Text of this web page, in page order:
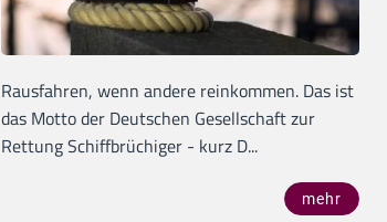
Rausfahren, wenn andere reinkommen. Das ist
das Motto der Deutschen Gesellschaft zur
Rettung Schiffbrüchiger - kurz D...
mehr